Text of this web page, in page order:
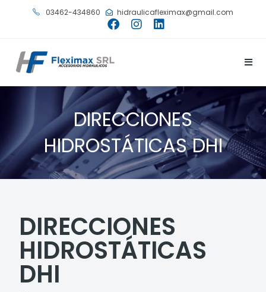
03462-434860 hidraulicafleximax@gmail.com
DIRECCIONES
HIDROSTÁTICAS DHI
DIRECCIONES
HIDROSTÁTICAS
DHI